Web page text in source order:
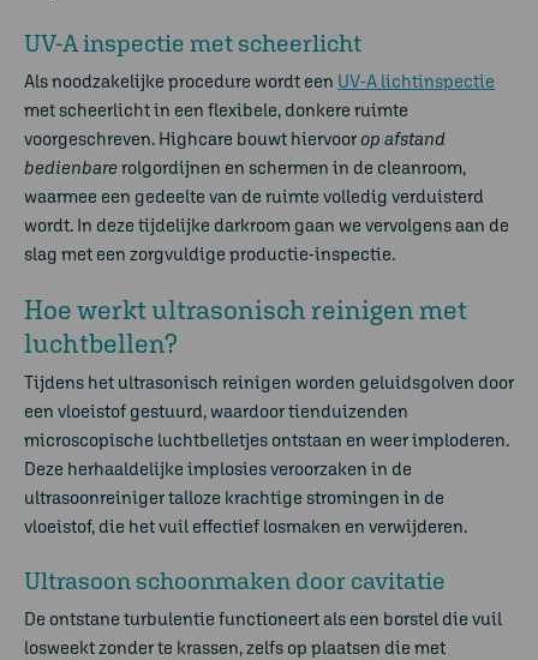
UV-A inspectie met scheerlicht
Als noodzakelijke procedure wordt een UV-A lichtinspectie
met scheerlicht in een flexibele, donkere ruimte
voorgeschreven. Highcare bouwt hiervoorop afstand
bedienbarerolgordijnen en schermen in de cleanroom,
waarmee een gedeelte van de ruimte volledig verduisterd
wordt. In deze tijdelijke darkroom gaan we vervolgens aan de
slag met een zorgvuldige productie-inspectie.
Hoe werktultrasonisch reinigen met
luchtbellen?
Tijdens het ultrasonisch reinigen worden geluidsgolven door
een vloeistof gestuurd, waardoor tienduizenden
microscopische luchtbelletjes ontstaan en weer imploderen.
Deze herhaaldelijke implosies veroorzaken in de
ultrasoonreinigertalloze krachtige stromingen in de
vloeistof, die het vuil effectief losmaken en verwijderen.
Ultrasoon schoonmaken door cavitatie
De ontstane turbulentie functioneert als een borstel die vuil
losweekt zonder te krassen, zelfs op plaatsen die met